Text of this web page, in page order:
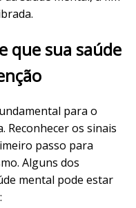
que sua saúde
para o
Reconhecer os sinais
passo para
Alguns dos
mental pode estar